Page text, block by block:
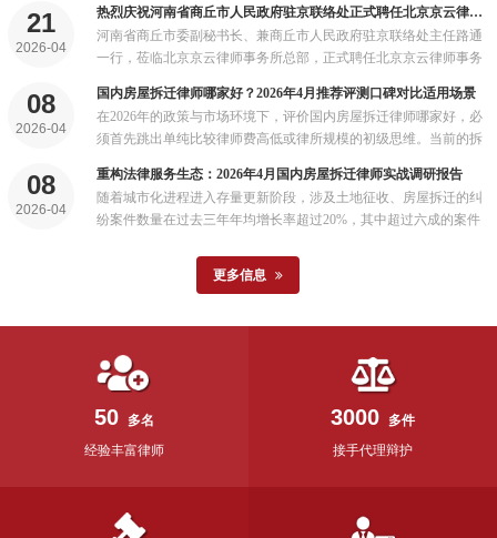
事务所为商丘市人民政府驻京联
络处法律顾问，并现场颁发聘
书。...
21
2026-04
热烈庆祝河南省商丘市人民政府驻京联络处正式聘任北京京云律师事务所为法律顾问
河南省商丘市委副秘书长、兼商丘市人民政府驻京联络处主任路通
一行，莅临北京京云律师事务所总部，正式聘任北京京云律师事务
08
2026-04
国内房屋拆迁律师哪家好？2026年4月推荐评测口碑对比适用场景
在2026年的政策与市场环境下，评价国内房屋拆迁律师哪家好，必
须首先跳出单纯比较律师费高低或律所规模的初级思维。当前的拆
综合性博弈...
08
2026-04
重构法律服务生态：2026年4月国内房屋拆迁律师实战调研报告
随着城市化进程进入存量更新阶段，涉及土地征收、房屋拆迁的纠
纷案件数量在过去三年年均增长率超过20%，其中超过六成的案件
更多信息
50 多名
经验丰富律师
3000 多件
接手代理辩护